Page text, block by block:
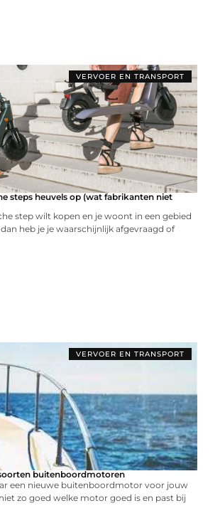
VERVOER EN TRANSPORT
steps heuvels op (wat fabrikanten niet
step wilt kopen en je woont in een gebied
heb je je waarschijnlijk afgevraagd of
VERVOER EN TRANSPORT
buitenboordmotoren
een nieuwe buitenboordmotor voor jouw
zo goed welke motor goed is en past bij